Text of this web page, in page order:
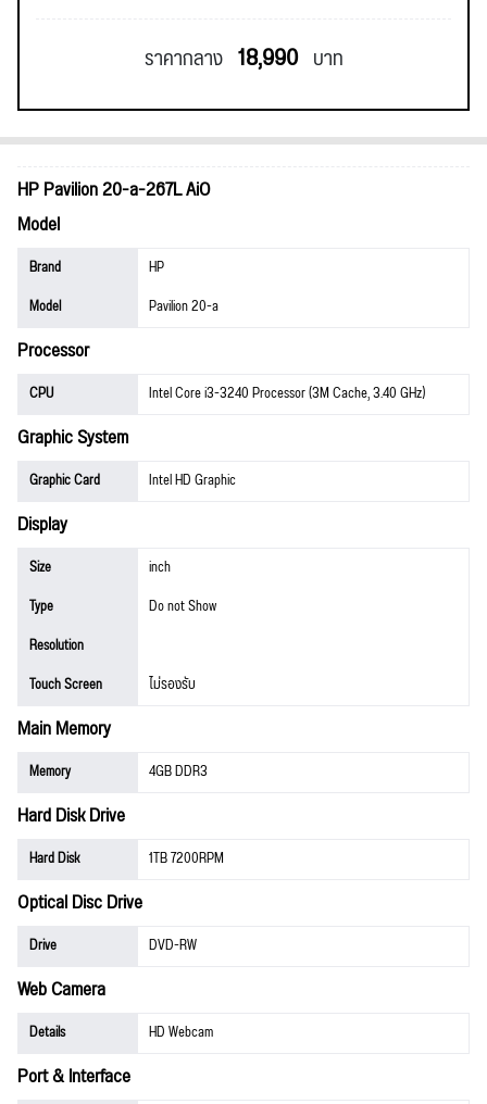
ราคากลาง 18,990 บาท
HP Pavilion 20-a-267L AiO
Model
Brand
HP
Model
Pavilion 20-a
Processor
CPU Intel Core i3-3240 Processor (3M Cache, 3.40 GHz)
Graphic System
Graphic Card Intel HD Graphic
Display
Size
inch
Type
Do not Show
Resolution
Touch Screen
ไม่รองรับ
Main Memory
Memory 4GB DDR3
Hard Disk Drive
Hard Disk 1TB 7200RPM
Optical Disc Drive
Drive DVD-RW
Web Camera
Details HD Webcam
Port & Interface